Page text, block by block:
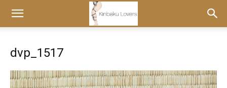
dvp_1517